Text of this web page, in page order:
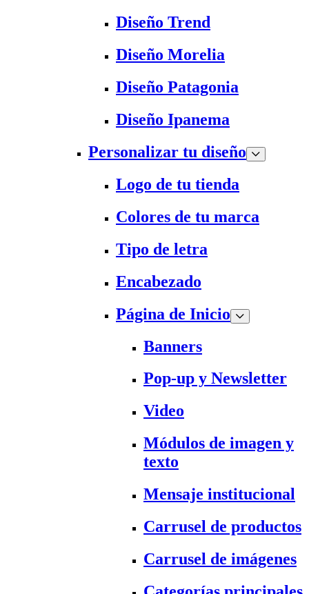
Diseño Trend
Diseño Morelia
Diseño Patagonia
Diseño Ipanema
Personalizar tu diseño
Logo de tu tienda
Colores de tu marca
Tipo de letra
Encabezado
Página de Inicio
Banners
Pop-up y Newsletter
Video
Módulos de imagen y
texto
Mensaje institucional
Carrusel de productos
Carrusel de imágenes